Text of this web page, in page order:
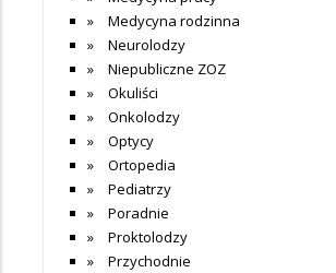
Medycyna rodzinna
Neurolodzy
Niepubliczne ZOZ
Okuliści
Onkolodzy
Optycy
Ortopedia
Pediatrzy
Poradnie
Proktolodzy
Przychodnie